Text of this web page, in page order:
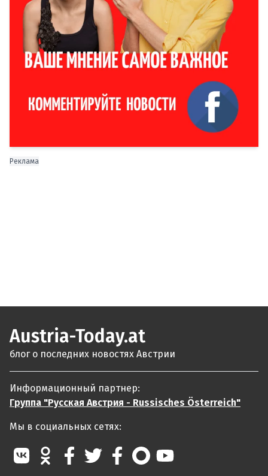
Реклама
Austria-Today.at
блог о последних новостях Австрии
Информационный партнер:
Группа "Русская Австрия - Russisches Österreich"
Мы в социальных сетях: